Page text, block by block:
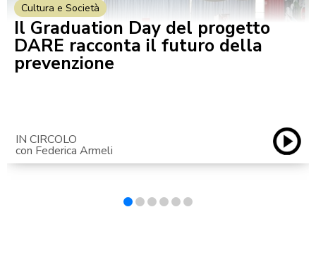
Cultura e Società
Il Graduation Day del progetto
DARE racconta il futuro della
prevenzione
IN CIRCOLO
con Federica Armeli